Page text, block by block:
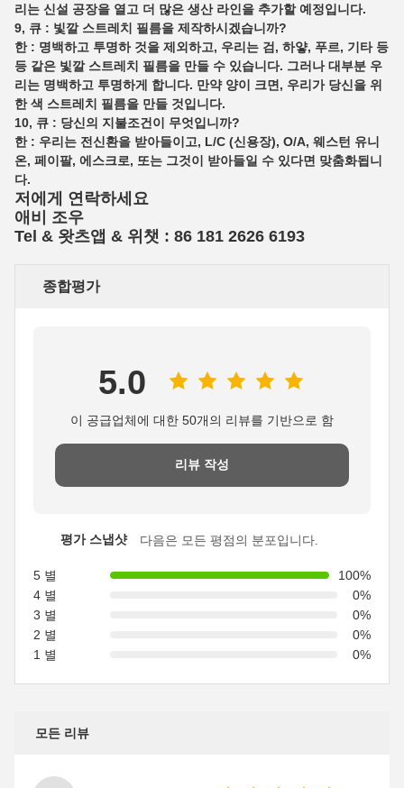
리는 신설 공장을 열고 더 많은 생산 라인을 추가할 예정입니다.
9, 큐 : 빛깔 스트레치 필름을 제작하시겠습니까?
한 : 명백하고 투명하 것을 제외하고, 우리는 검, 하얗, 푸르, 기타 등
등 같은 빛깔 스트레치 필름을 만들 수 있습니다. 그러나 대부분 우
리는 명백하고 투명하게 합니다. 만약 양이 크면, 우리가 당신을 위
한 색 스트레치 필름을 만들 것입니다.
10, 큐 : 당신의 지불조건이 무엇입니까?
한 : 우리는 전신환을 받아들이고, L/C (신용장), O/A, 웨스턴 유니
온, 페이팔, 에스크로, 또는 그것이 받아들일 수 있다면 맞춤화됩니
다.
저에게 연락하세요
애비 조우
Tel & 왓츠앱 & 위챗 : 86 181 2626 6193
종합평가
5.0
이 공급업체에 대한 50개의 리뷰를 기반으로 함
리뷰 작성
평가 스냅샷 다음은 모든 평점의 분포입니다.
5 별
100%
4 별
0%
3 별
0%
2 별
0%
1 별
0%
모든 리뷰